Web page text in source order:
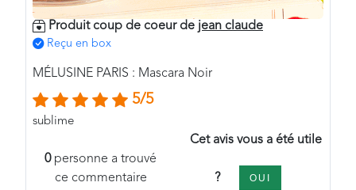
Produit coup de coeur de jean claude
Reçu en box
MÉLUSINE PARIS : Mascara Noir
5/5
sublime
0personne a trouvé
ce commentaire
Cet avis vous a été utile
? OUI